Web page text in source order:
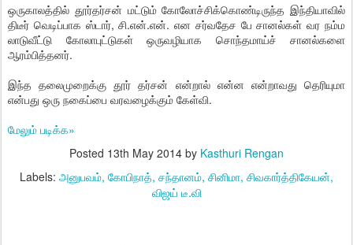
ஒருகாலத்தில் தூர்தர்சன் மட்டும் கோலோச்சிக்கொண்டிருந்த இந்தியாவில்
திடீர் வெடிப்பாக ஸ்டார், சி.என்.என். என சர்வதேச பே சானல்கள் வர நம்ம
லாடுவீட்டு கோலாபுட்டுகள் ஒருவழியாக சொந்தமாய்ச் சானல்களை
ஆரம்பித்தனர்.
இந்த தலைமுறைக்கு தூர் தர்சன் என்றால் என்ன என்றாவது தெரியுமா
என்பது ஒரு நகைப்பை வரவழைக்கும் கேள்வி.
மேலும் படிக்க»
Posted 13th May 2014 by Kasthuri Rengan
Labels: அனுபவம் கோபிநாத் சந்தானம் சினிமா சிவகார்த்திகேயன்
விஜய் டீ.வி